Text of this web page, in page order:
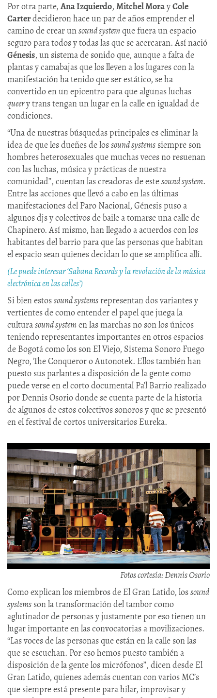
Por otra parte, Ana Izquierdo, Mitchel MorayCole
Carterdecidieron hace un par de años emprender el
camino de crear unsound system que fuera un espacio
seguro para todos y todas las que se acercaran. Así nació
Génesis, un sistema de sonido que, aunque a falta de
plantas y camabajas que los lleven a los lugares con la
manifestación ha tenido que ser estático, se ha
convertido en un epicentro para que algunas luchas
queery trans tengan un lugar en la calle en igualdad de
condiciones.
“Una de nuestras búsquedas principales es eliminar la
idea de que les dueñes de lossound systems siempre son
hombres heterosexuales que muchas veces no resuenan
con las luchas, música y prácticas de nuestra
comunidad”, cuentan las creadoras de estesound system.
Entre las acciones que llevó a cabo en las últimas
manifestaciones del Paro Nacional, Génesis puso a
algunos djs y colectivos de baile a tomarse una calle de
Chapinero. Así mismo, han llegado a acuerdos con los
habitantes del barrio para que las personas que habitan
el espacio sean quienes decidan lo que se amplifica allí.
(Le puede interesar ‘Sabana Records y la revolución de la música
electrónica en las calles’)
Si bien estossound systems representan dos variantes y
vertientes de como entender el papel que juega la
culturasound system en las marchas no son los únicos
teniendo representantes importantes en otros espacios
de Bogotá como los son El Viejo, Sistema Sonoro Fuego
Negro, The Conqueror o Autonotek. Ellos también han
puesto sus parlantes a disposición de la gente como
puede verse en el corto documental Pa’l Barrio realizado
por Dennis Osorio donde se cuenta parte de la historia
de algunos de estos colectivos sonoros y que se presentó
en el festival de cortos universitarios Eureka.
Fotos cortesía: Dennis Osorio
Como explican los miembros de El Gran Latido, lossound
systems son la transformación del tambor como
aglutinador de personas y justamente por eso tienen un
lugar importante en las convocatorias a movilizaciones.
“Las voces de las personas que están en la calle son las
que se escuchan. Por eso hemos puesto también a
disposición de la gente los micrófonos”, dicen desde El
Gran Latido, quienes además cuentan con varios MC’s
que siempre está presente para hilar, improvisar y